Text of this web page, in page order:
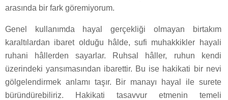
arasında bir fark göremiyorum.
Genel kullanımda hayal gerçekliği olmayan birtakım
karaltılardan ibaret olduğu hâlde, sufi muhakkikler hayali
ruhani hâllerden sayarlar. Ruhsal hâller, ruhun kendi
üzerindeki yansımasından ibarettir. Bu ise hakikati bir nevi
gölgelendirmek anlamı taşır. Bir manayı hayal ile surete
büründürebiliriz. Hakikati tasavvur etmenin temeli